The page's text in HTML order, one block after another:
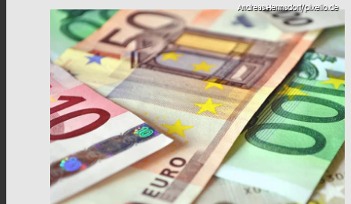
Andreas Hermsdorf/pixelio.de